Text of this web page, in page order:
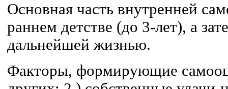
Основная часть внутренней
раннем детстве (до 3-лет), а
дальнейшей жизнью.
Факторы, формирующие